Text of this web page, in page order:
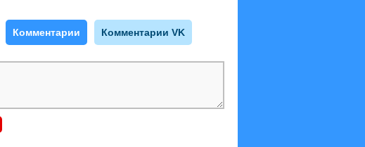
Комментарии Комментарии VK